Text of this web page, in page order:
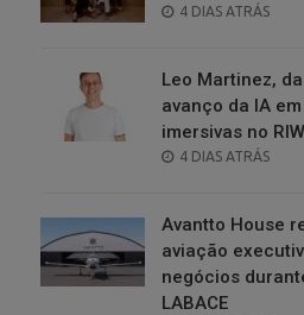
POSTED
4 DIAS ATRÁS
Leo Martinez,
avanço da IA
imersivas no
POSTED
4 DIAS ATRÁS
Avantto House
aviação
negócios
LABACE